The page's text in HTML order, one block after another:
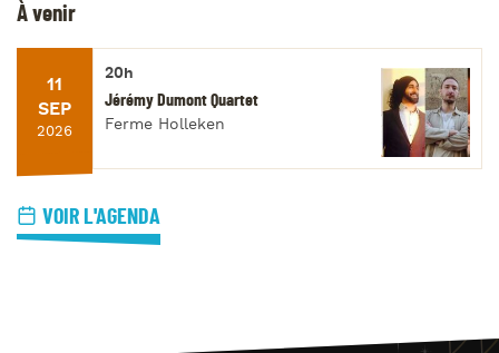
À venir
11
SEP
2026
20h
Jérémy Dumont Quartet
Ferme Holleken
VOIR L'AGENDA